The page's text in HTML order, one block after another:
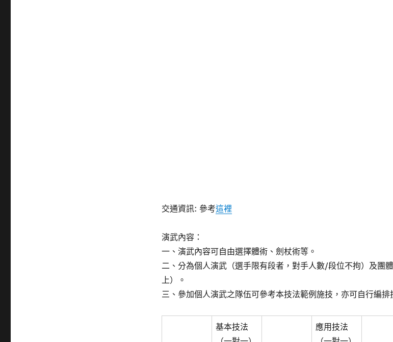
交通資訊: 參考這裡
演武內容：
一、演武內容可自由選擇體術、劍杖術等。
二、分為個人演武（選手限有段者，對手人數/段位不拘）及團
上）。
三、參加個人演武之隊伍可參考本技法範例施技，亦可自行編排
基本技法
應用技法